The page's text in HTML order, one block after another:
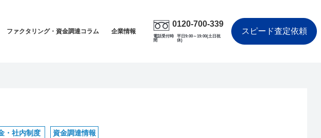
ファクタリング・資金調達コラム 企業情報
0120-700-339
電話受付時
間
平日9:00～19:00(土日祝
休)
スピード査定依頼
・社内制度 資金調達情報